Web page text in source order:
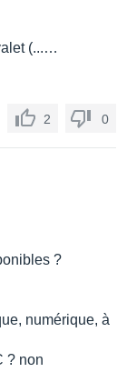
(...…
2 0
?
numérique, à
? non